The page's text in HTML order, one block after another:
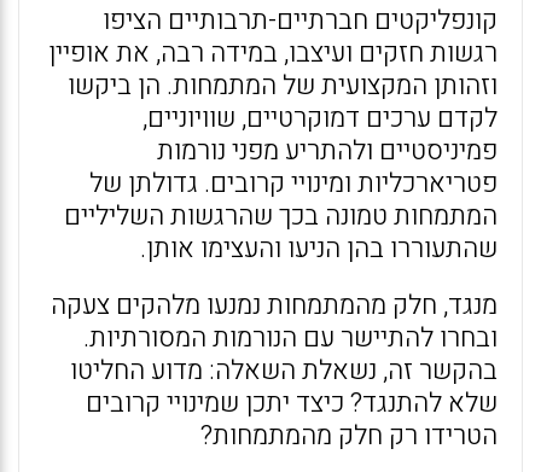
קונפליקטים חברתיים-תרבותיים הציפו
רגשות חזקים ועיצבו, במידה רבה, את אופיין
וזהותן המקצועית של המתמחות. הן ביקשו
לקדם ערכים דמוקרטיים, שוויוניים,
פמיניסטיים ולהתריע מפני נורמות
פטריארכליות ומינויי קרובים. גדולתן של
המתמחות טמונה בכך שהרגשות השליליים
שהתעוררו בהן הניעו והעצימו אותן.
מנגד, חלק מהמתמחות נמנעו מלהקים צעקה
ובחרו להתיישר עם הנורמות המסורתיות.
בהקשר זה, נשאלת השאלה: מדוע החליטו
שלא להתנגד? כיצד יתכן שמינויי קרובים
הטרידו רק חלק מהמתמחות?